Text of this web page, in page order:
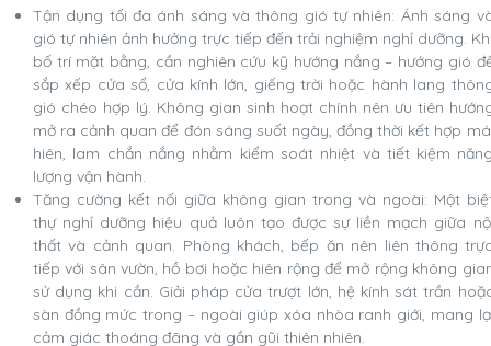
Tận dụng tối đa ánh sáng và thông gió tự nhiên: Ánh sáng
gió tự nhiên ảnh hưởng trực tiếp đến trải nghiệm nghỉ dưỡng.
bố trí mặt bằng, cần nghiên cứu kỹ hướng nắng – hướng gió
sắp xếp cửa sổ, cửa kính lớn, giếng trời hoặc hành lang
gió chéo hợp lý. Không gian sinh hoạt chính nên ưu tiên
mở ra cảnh quan để đón sáng suốt ngày, đồng thời kết hợp
hiên, lam chắn nắng nhằm kiểm soát nhiệt và tiết kiệm
lượng vận hành.
Tăng cường kết nối giữa không gian trong và ngoài: Một
thự nghỉ dưỡng hiệu quả luôn tạo được sự liền mạch giữa
thất và cảnh quan. Phòng khách, bếp ăn nên liên thông
tiếp với sân vườn, hồ bơi hoặc hiên rộng để mở rộng không
sử dụng khi cần. Giải pháp cửa trượt lớn, hệ kính sát trần
sàn đồng mức trong – ngoài giúp xóa nhòa ranh giới, mang
cảm giác thoáng đãng và gần gũi thiên nhiên.